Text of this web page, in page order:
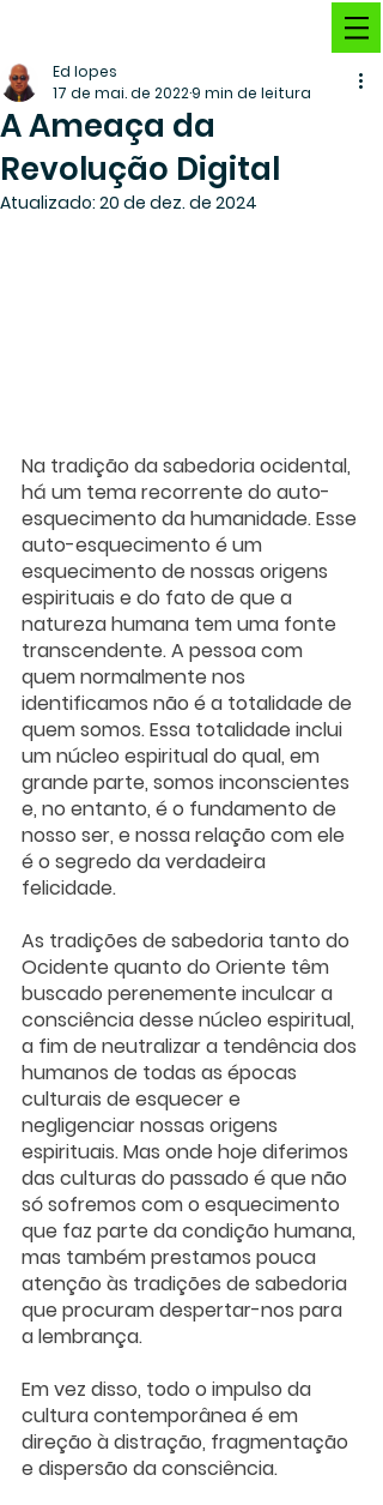
A Ameaça da
Revolução Digital
Ed lopes
17 de mai. de 20229 min de leitura
Atualizado: 20 de dez. de 2024
Na tradição da sabedoria ocidental,
há um tema recorrente do auto-
esquecimento da humanidade. Esse
auto-esquecimento é um
esquecimento de nossas origens
espirituais e do fato de que a
natureza humana tem uma fonte
transcendente. A pessoa com
quem normalmente nos
identificamos não é a totalidade de
quem somos. Essa totalidade inclui
um núcleo espiritual do qual, em
grande parte, somos inconscientes
e, no entanto, é o fundamento de
nosso ser, e nossa relação com ele
é o segredo da verdadeira
felicidade.
As tradições de sabedoria tanto do
Ocidente quanto do Oriente têm
buscado perenemente inculcar a
consciência desse núcleo espiritual,
a fim de neutralizar a tendência dos
humanos de todas as épocas
culturais de esquecer e
negligenciar nossas origens
espirituais. Mas onde hoje diferimos
das culturas do passado é que não
só sofremos com o esquecimento
que faz parte da condição humana,
mas também prestamos pouca
atenção às tradições de sabedoria
que procuram despertar-nos para
a lembrança.
Em vez disso, todo o impulso da
cultura contemporânea é em
direção à distração, fragmentação
e dispersão da consciência.